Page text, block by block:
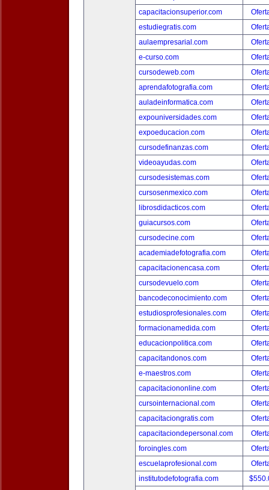
capacitacionsuperior.com
estudiegratis.com
aulaempresarial.com
e-curso.com
cursodeweb.com
aprendafotografia.com
auladeinformatica.com
expouniversidades.com
expoeducacion.com
cursodefinanzas.com
videoayudas.com
cursodesistemas.com
cursosenmexico.com
librosdidacticos.com
guiacursos.com
cursodecine.com
academiadefotografia.com
capacitacionencasa.com
cursodevuelo.com
bancodeconocimiento.com
estudiosprofesionales.com
formacionamedida.com
educacionpolitica.com
capacitandonos.com
e-maestros.com
capacitaciononline.com
cursointernacional.com
capacitaciongratis.com
capacitaciondepersonal.com
foroingles.com
escuelaprofesional.com
institutodefotografia.com